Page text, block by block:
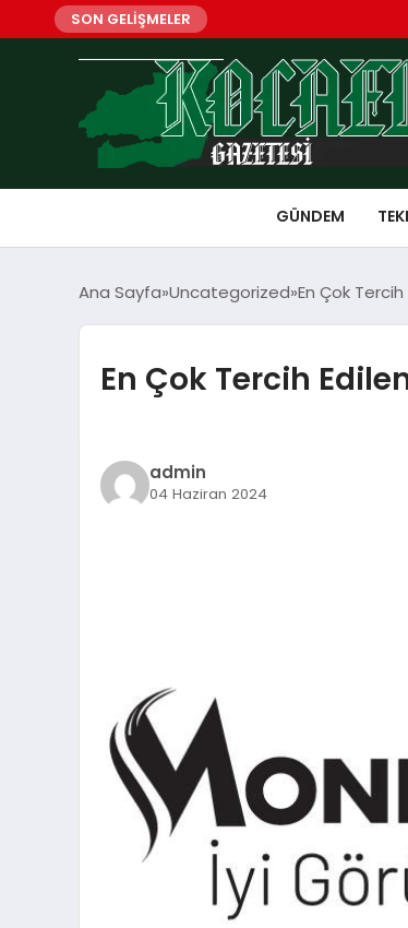
SON GELİŞMELER
GÜNDEM
Ana Sayfa Uncategorized En Çok
En Çok Tercih
admin
04 Haziran 2024